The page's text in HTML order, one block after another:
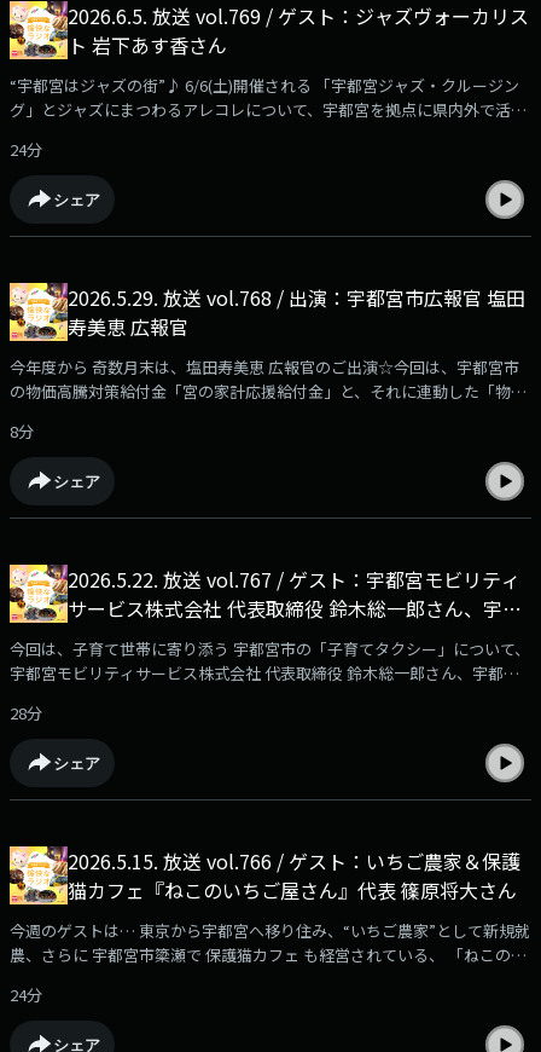
2026.6.5. 放送 vol.769 / ゲスト：ジャズヴォーカリス
ト 岩下あす香さん
“宇都宮はジャズの街”♪ 6/6(土)開催される 「宇都宮ジャズ・クルージン
グ」とジャズにまつわるアレコレについて、宇都宮を拠点に県内外で活動
24分
シェア
2026.5.29. 放送 vol.768 / 出演：宇都宮市広報官 塩田
寿美恵 広報官
今年度から 奇数月末は、塩田寿美恵 広報官のご出演☆今回は、宇都宮市
の物価高騰対策給付金「宮の家計応援給付金」と、それに連動した「物価
物愛護センター、保護犬・保護猫の支援の充実についてもお話しいただき
ました！
8分
シェア
2026.5.22. 放送 vol.767 / ゲスト：宇都宮モビリティ
サービス株式会社 代表取締役 鈴木総一郎さん、宇都
宮子育て支援株式会社 代表取締役 上野恵美子さん、
宇都宮市子ども政策課 鱒渕聖恵さん
今回は、子育て世帯に寄り添う 宇都宮市の「子育てタクシー」について、
宇都宮モビリティサービス株式会社 代表取締役 鈴木総一郎さん、宇都宮
鱒渕聖恵さんに お話を伺いました☆赤ちゃんやお子さんに関わるお仕事を
されているからか、皆さんの周りには 終始優しい空気が…♪
28分
シェア
2026.5.15. 放送 vol.766 / ゲスト：いちご農家＆保護
猫カフェ『ねこのいちご屋さん』代表 篠原将大さん
今週のゲストは… 東京から宇都宮へ移り住み、“いちご農家”として新規就
農、さらに 宇都宮市簗瀬で 保護猫カフェ も経営されている、 「ねこのい
24分
シェア